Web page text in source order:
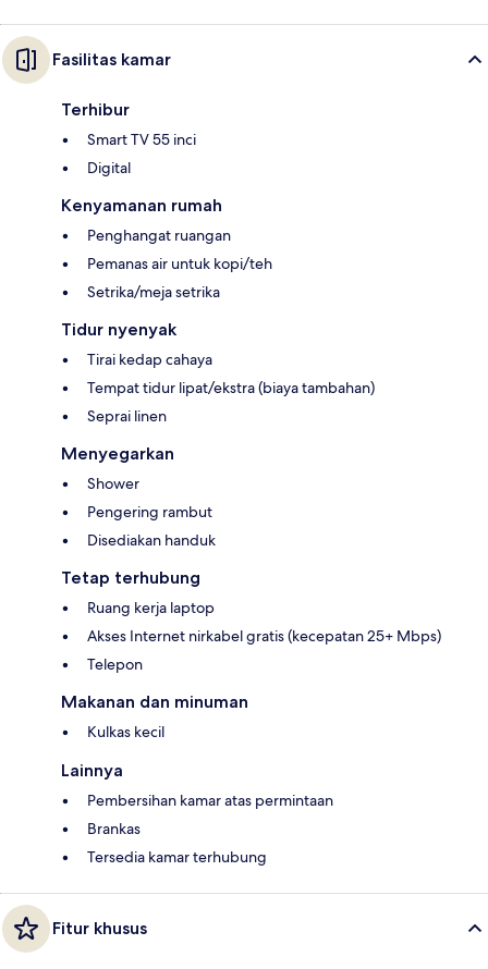
Fasilitas kamar
Terhibur
Smart TV 55 inci
Digital
Kenyamanan rumah
Penghangat ruangan
Pemanas air untuk kopi/teh
Setrika/meja setrika
Tidur nyenyak
Tirai kedap cahaya
Tempat tidur lipat/ekstra (biaya tambahan)
Seprai linen
Menyegarkan
Shower
Pengering rambut
Disediakan handuk
Tetap terhubung
Ruang kerja laptop
Akses Internet nirkabel gratis (kecepatan 25+ Mbps)
Telepon
Makanan dan minuman
Kulkas kecil
Lainnya
Pembersihan kamar atas permintaan
Brankas
Tersedia kamar terhubung
Fitur khusus